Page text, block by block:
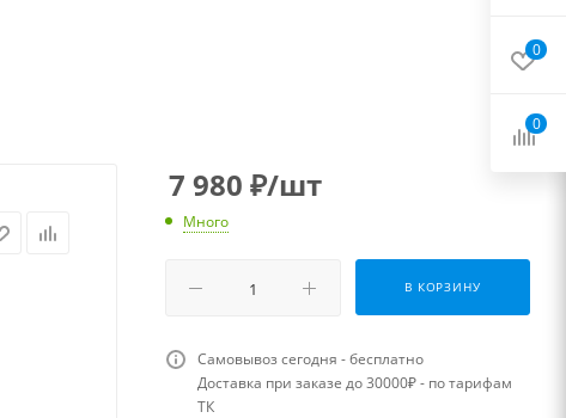
7 980 ₽/шт
Много
В КОРЗИНУ
Самовывоз сегодня - бесплатно
Доставка при заказе до 30000₽ - по тарифам
ТК
0
0